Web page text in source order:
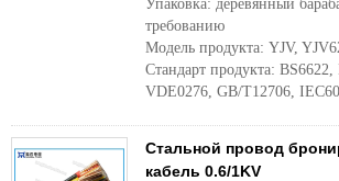
Упаковка: деревянный
требованию
Модель продукта: YJV,
Стандарт продукта:
VDE0276, GB/T12706,
Стальной провод
кабель 0.6/1KV